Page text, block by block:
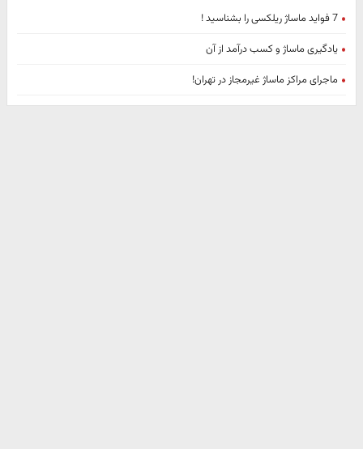
7 فواید ماساژ ریلکسی را بشناسید !
یادگیری ماساژ و کسب درآمد از آن
ماجرای مراکز ماساژ غیرمجاز در تهران!